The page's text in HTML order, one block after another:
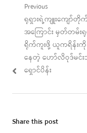
Post
navigation
Previous
Previous
post:
ရုရှားရဲ့ကျူးကျော်
အကြောင်း မှတ်တမ်း
ရိုက်ကူးဖို့ ယူကရိန်းကို
နေတဲ့ ဟော်လိဝုဒ်မင်း
ရှောင်ပိန်း
Share this post